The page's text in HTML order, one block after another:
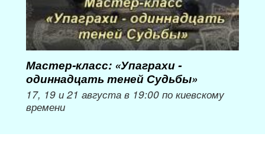
Мастер-класс: «Упаграхи -
одиннадцать теней Судьбы»
17, 19 и 21 августа в 19:00 по киевскому
времени